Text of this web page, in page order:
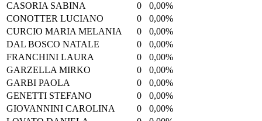
CASORIA SABINA
0
0,00%
CONOTTER LUCIANO
0
0,00%
CURCIO MARIA MELANIA
0
0,00%
DAL BOSCO NATALE
0
0,00%
FRANCHINI LAURA
0
0,00%
GARZELLA MIRKO
0
0,00%
GARBI PAOLA
0
0,00%
GENETTI STEFANO
0
0,00%
GIOVANNINI CAROLINA
0
0,00%